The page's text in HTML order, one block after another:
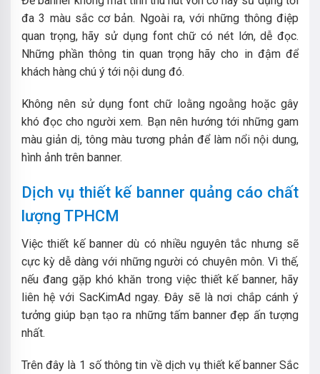
đa 3 màu sắc cơ bản. Ngoài ra, với những thông điệp
quan trọng, hãy sử dụng font chữ có nét lớn, dễ đọc.
Những phần thông tin quan trọng hãy cho in đậm để
khách hàng chú ý tới nội dung đó.
Không nên sử dụng font chữ loằng ngoằng hoặc gây
khó đọc cho người xem. Bạn nên hướng tới những gam
màu giản dị, tông màu tương phản để làm nổi nội dung,
hình ảnh trên banner.
Dịch vụ thiết kế banner quảng cáo chất
lượng TPHCM
Việc thiết kế banner dù có nhiều nguyên tắc nhưng sẽ
cực kỳ dễ dàng với những người có chuyên môn. Vì thế,
nếu đang gặp khó khăn trong việc thiết kế banner, hãy
liên hệ với SacKimAd ngay. Đây sẽ là nơi chắp cánh ý
tưởng giúp bạn tạo ra những tấm banner đẹp ấn tượng
nhất.
Trên đây là 1 số thông tin về dịch vụ thiết kế banner Sắc